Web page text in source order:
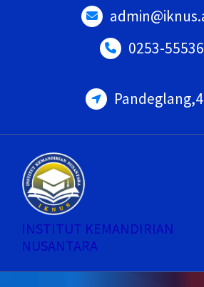
0253-
INSTITUT KEMANDIRIAN
NUSANTARA